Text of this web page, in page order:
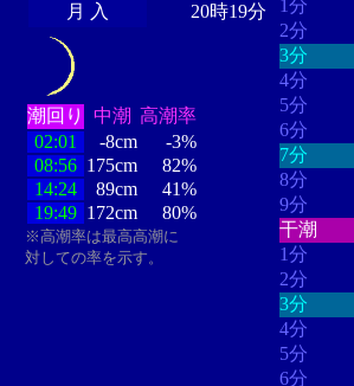
月 入
20時19分
潮回り 中潮 高潮率
02:01
-8cm
-3%
08:56 175cm
82%
14:24
89cm
41%
19:49 172cm 80%
※高潮率は最高高潮に
対しての率を示す。
1分
2分
3分
4分
5分
6分
7分
8分
9分
干潮
1分
2分
3分
4分
5分
6分